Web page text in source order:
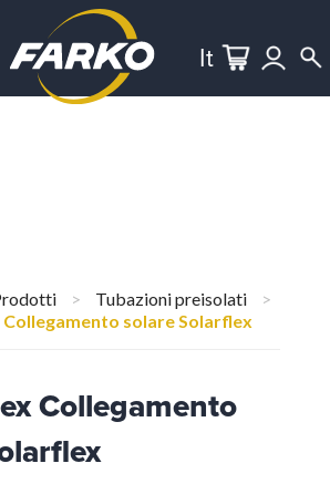
It
> Tubazioni preisolati
>
solare Solarflex
Collegamento